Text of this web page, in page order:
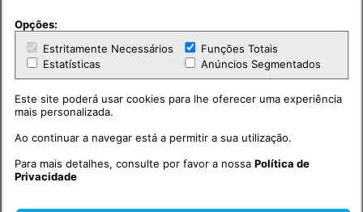
baseada em dados e a personalização
dos serviços de transporte.
Em suma, a mobilidade multimodal e
intermodal representa uma evolução
paradigmática na forma como se
transporte. Mais do que simples
Opções:
Estritamente Necessários
Funções Totais
Estatísticas
Anúncios Segmentados
Este site poderá usar cookies para lhe oferecer uma experiência
mais personalizada.
Ao continuar a navegar está a permitir a sua utilização.
Para mais detalhes, consulte por favor a nossaPolítica de
Privacidade